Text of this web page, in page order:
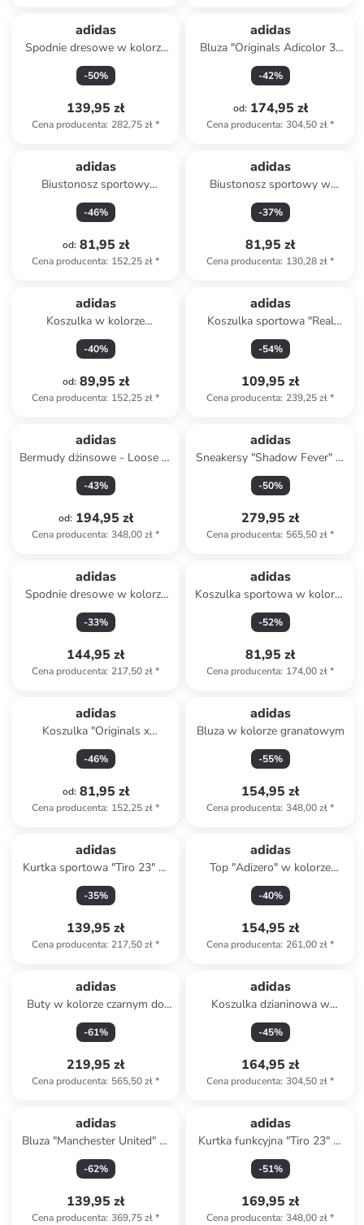
adidas
Spodnie dresowe w kolorze
granatowym
-50%
139,95 zł
Cena producenta: 282,75 zł*
adidas
Bluza "Originals Adicolor 3-
Stripes" w kolorze
turkusowym
-42%
od: 174,95 zł
Cena producenta: 304,50 zł*
adidas
Biustonosz sportowy
"Aeroreact 3-Stripes" w
kolorze czarnym
-46%
od: 81,95 zł
Cena producenta: 152,25 zł*
adidas
Biustonosz sportowy w
kolorze czarnym
-37%
81,95 zł
Cena producenta: 130,28 zł*
adidas
Koszulka w kolorze
antracytowym
-40%
od: 89,95 zł
Cena producenta: 152,25 zł*
adidas
Koszulka sportowa "Real
Madrid 24/25" w kolorze
błękitnym
-54%
109,95 zł
Cena producenta: 239,25 zł*
adidas
Bermudy dżinsowe - Loose fit
- w kolorze szarym
-43%
od: 194,95 zł
Cena producenta: 348,00 zł*
adidas
Sneakersy "Shadow Fever" w
kolorze beżowym
-50%
279,95 zł
Cena producenta: 565,50 zł*
adidas
Spodnie dresowe w kolorze
granatowym
-33%
144,95 zł
Cena producenta: 217,50 zł*
adidas
Koszulka sportowa w kolorze
pomarańczowym
-52%
81,95 zł
Cena producenta: 174,00 zł*
adidas
Koszulka "Originals x
Minecraft" w kolorze
jasnoróżowym
-46%
od: 81,95 zł
Cena producenta: 152,25 zł*
adidas
Bluza w kolorze granatowym
-55%
154,95 zł
Cena producenta: 348,00 zł*
adidas
Kurtka sportowa "Tiro 23" w
kolorze czerwonym
-35%
139,95 zł
Cena producenta: 217,50 zł*
adidas
Top "Adizero" w kolorze
jasnoróżowym do biegania
-40%
154,95 zł
Cena producenta: 261,00 zł*
adidas
Buty w kolorze czarnym do
joggingu
-61%
219,95 zł
Cena producenta: 565,50 zł*
adidas
Koszulka dzianinowa w
kolorze kremowym
-45%
164,95 zł
Cena producenta: 304,50 zł*
adidas
Bluza "Manchester United" w
kolorze granatowym
-62%
139,95 zł
Cena producenta: 369,75 zł*
adidas
Kurtka funkcyjna "Tiro 23" w
kolorze czarnym
-51%
169,95 zł
Cena producenta: 348,00 zł*